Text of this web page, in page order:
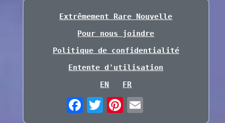
Extrêmement Rare Nouvelle
Pour nous joindre
Politique de confidentialité
Entente d'utilisation
EN
FR